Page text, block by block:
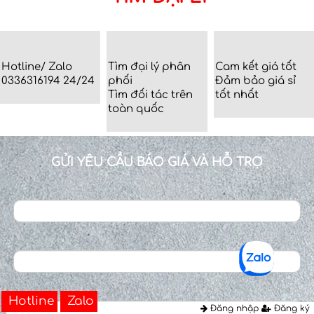
Hotline Zalo
Đăng nhập Đăng ký
Hotline/ Zalo
0336316194 24/24
Tìm đại lý phân
phối
Tìm đối tác trên
toàn quốc
Cam kết giá tốt
Đảm bảo giá sỉ
tốt nhất
GỬI YÊU CẦU BÁO GIÁ VÀ HỖ TRỢ